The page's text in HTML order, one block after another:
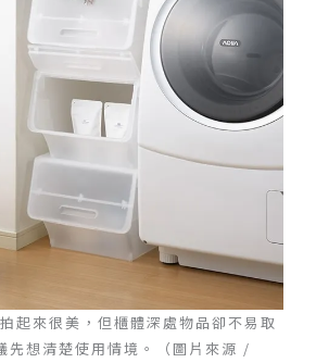
起來很美，但櫃體深處物品卻不易取
先想清楚使用情境。（圖片來源 /